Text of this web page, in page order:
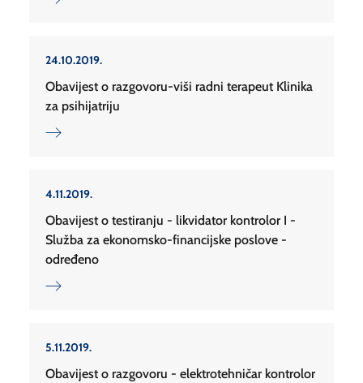
24.10.2019.
Obavijest o razgovoru-viši radni terapeut Klinika
za psihijatriju
4.11.2019.
Obavijest o testiranju - likvidator kontrolor I -
Služba za ekonomsko-financijske poslove -
određeno
5.11.2019.
Obavijest o razgovoru - elektrotehničar kontrolor